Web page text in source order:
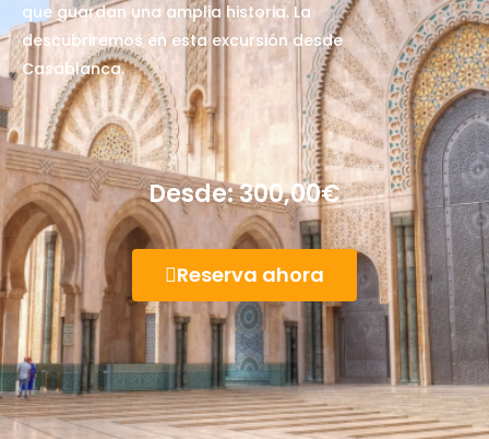
que guardan una amplia historia. La
descubriremos en esta excursión desde
Casablanca.
Desde:300,00€
Reserva ahora